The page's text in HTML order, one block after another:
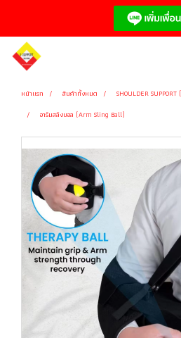
หน้าแรก สินค้าทั้งหมด
SHOULDER
อาร์มสลิงบอล (Arm Sling Ball)